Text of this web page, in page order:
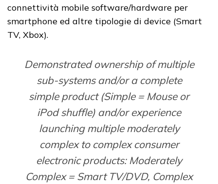
connettività mobile software/hardware per
smartphone ed altre tipologie di device (Smart
TV, Xbox).
Demonstrated ownership of multiple
sub-systems and/or a complete
simple product (Simple = Mouse or
iPod shuffle) and/or experience
launching multiple moderately
complex to complex consumer
electronic products: Moderately
Complex = Smart TV/DVD, Complex